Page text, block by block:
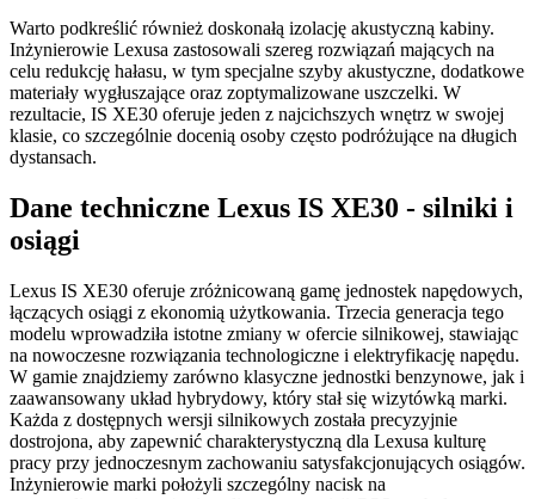
Warto podkreślić również doskonałą izolację akustyczną kabiny.
Inżynierowie Lexusa zastosowali szereg rozwiązań mających na
celu redukcję hałasu, w tym specjalne szyby akustyczne, dodatkowe
materiały wygłuszające oraz zoptymalizowane uszczelki. W
rezultacie, IS XE30 oferuje jeden z najcichszych wnętrz w swojej
klasie, co szczególnie docenią osoby często podróżujące na długich
dystansach.
Dane techniczne Lexus IS XE30 - silniki i
osiągi
Lexus IS XE30 oferuje zróżnicowaną gamę jednostek napędowych,
łączących osiągi z ekonomią użytkowania. Trzecia generacja tego
modelu wprowadziła istotne zmiany w ofercie silnikowej, stawiając
na nowoczesne rozwiązania technologiczne i elektryfikację napędu.
W gamie znajdziemy zarówno klasyczne jednostki benzynowe, jak i
zaawansowany układ hybrydowy, który stał się wizytówką marki.
Każda z dostępnych wersji silnikowych została precyzyjnie
dostrojona, aby zapewnić charakterystyczną dla Lexusa kulturę
pracy przy jednoczesnym zachowaniu satysfakcjonujących osiągów.
Inżynierowie marki położyli szczególny nacisk na